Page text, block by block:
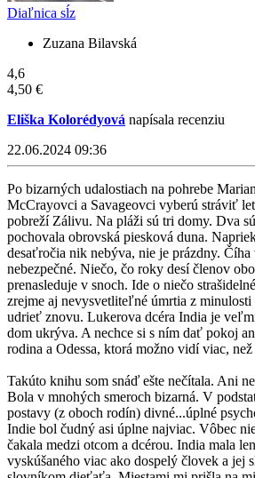
Diaľnica sĺz
Zuzana Bilavská
4,6
4,50 €
Eliška Kolorédyová napísala recenziu
22.06.2024 09:36
Po bizarných udalostiach na pohrebe
McCrayovci a Savageovci vyberú stráviť
pobreží Zálivu. Na pláži sú tri domy. Dva
pochovala obrovská piesková duna.
desaťročia nik nebýva, nie je prázdny. Číha
nebezpečné. Niečo, čo roky desí členov
prenasleduje v snoch. Ide o niečo
zrejme aj nevysvetliteľné úmrtia z minulosti
udrieť znovu. Lukerova dcéra India je
dom ukrýva. A nechce si s ním dať pokoj
rodina a Odessa, ktorá možno vidí viac, než
Takúto knihu som snáď ešte nečítala. Ani
Bola v mnohých smeroch bizarná. V
postavy (z oboch rodín) divné...úplné
Indie bol čudný asi úplne najviac. Vôbec
čakala medzi otcom a dcérou. India mala
vyskúšaného viac ako dospelý človek a jej